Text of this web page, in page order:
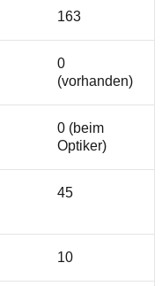
163
0
(vorhanden)
0 (beim
Optiker)
45
10